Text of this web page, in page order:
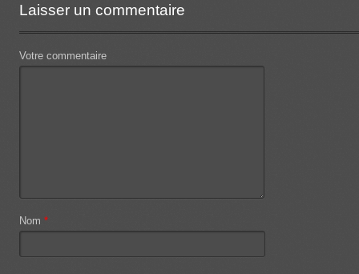
Laisser un commentaire
Votre commentaire
Nom *